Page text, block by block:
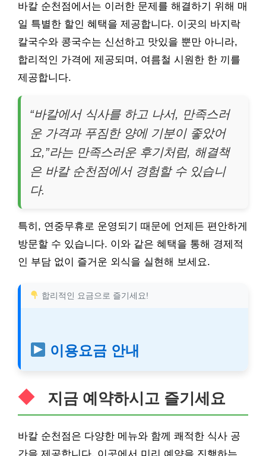
바칼 순천점에서는 이러한 문제를 해결하기 위해 매
일 특별한 할인 혜택을 제공합니다. 이곳의 바지락
칼국수와 콩국수는 신선하고 맛있을 뿐만 아니라,
합리적인 가격에 제공되며, 여름철 시원한 한 끼를
제공합니다.
“바칼에서 식사를 하고 나서, 만족스러
운 가격과 푸짐한 양에 기분이 좋았어
요,”라는 만족스러운 후기처럼, 해결책
은 바칼 순천점에서 경험할 수 있습니
다.
특히, 연중무휴로 운영되기 때문에 언제든 편안하게
방문할 수 있습니다. 이와 같은 혜택을 통해 경제적
인 부담 없이 즐거운 외식을 실현해 보세요.
합리적인 요금으로 즐기세요!
이용요금 안내
지금 예약하시고 즐기세요
바칼 순천점은 다양한 메뉴와 함께 쾌적한 식사 공